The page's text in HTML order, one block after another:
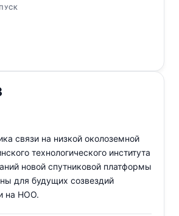
связи на низкой околоземной
технологического института
новой спутниковой платформы
для будущих созвездий
на НОО.